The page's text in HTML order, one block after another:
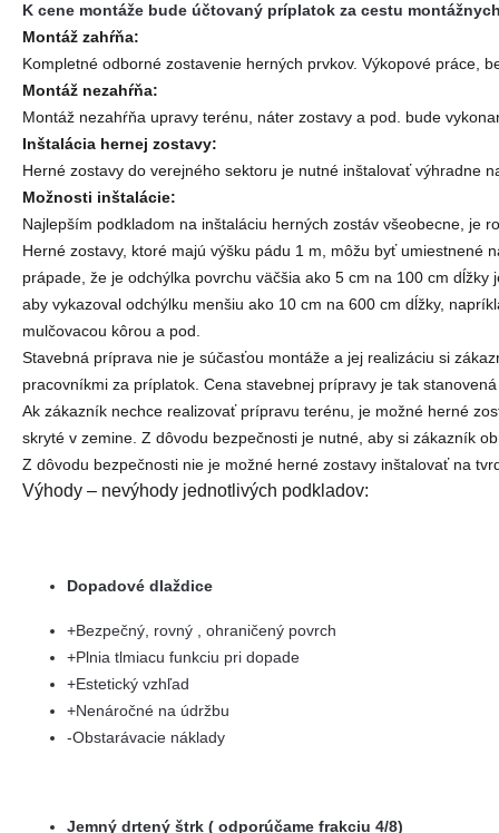
K cene montáže bude účtovaný príplatok za cestu
Montáž zahŕňa:
Kompletné odborné zostavenie herných prvkov. Výkopové práce,
Montáž nezahŕňa:
Montáž nezahŕňa upravy terénu, náter zostavy a pod. bude
Inštalácia hernej zostavy:
Herné zostavy do verejného sektoru je nutné inštalovať výhradne
Možnosti inštalácie:
Najlepším podkladom na inštaláciu herných zostáv všeobecne, je
Herné zostavy, ktoré majú výšku pádu 1 m, môžu byť
prápade, že je odchýlka povrchu väčšia ako 5 cm na 100 cm
aby vykazoval odchýlku menšiu ako 10 cm na 600 cm dĺžky,
mulčovacou kôrou a pod.
Stavebná príprava nie je súčasťou montáže a jej realizáciu si
pracovníkmi za príplatok. Cena stavebnej prípravy je tak
Ak zákazník nechce realizovať prípravu terénu, je možné herné
skryté v zemine. Z dôvodu bezpečnosti je nutné, aby si zákazník
Z dôvodu bezpečnosti nie je možné herné zostavy inštalovať na
Výhody – nevýhody jednotlivých podkladov:
Dopadové dlaždice
+Bezpečný, rovný , ohraničený povrch
+Plnia tlmiacu funkciu pri dopade
+Estetický vzhľad
+Nenáročné na údržbu
-Obstarávacie náklady
Jemný drtený štrk ( odporúčame frakciu 4/8)